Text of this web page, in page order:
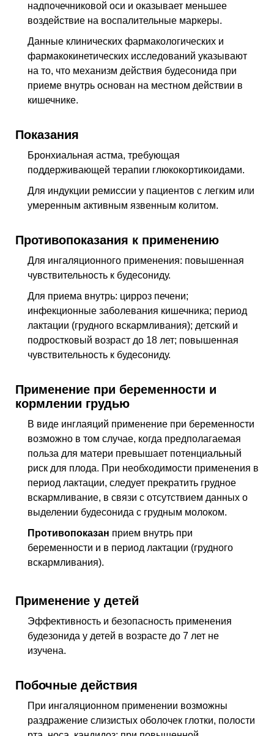
надпочечниковой оси и оказывает меньшее
воздействие на воспалительные маркеры.
Данные клинических фармакологических и
фармакокинетических исследований указывают
на то, что механизм действия будесонида при
приеме внутрь основан на местном действии в
кишечнике.
Показания
Бронхиальная астма, требующая
поддерживающей терапии глюкокортикоидами.
Для индукции ремиссии у пациентов с легким или
умеренным активным язвенным колитом.
Противопоказания к применению
Для ингаляционного применения: повышенная
чувствительность к будесониду.
Для приема внутрь: цирроз печени;
инфекционные заболевания кишечника; период
лактации (грудного вскармливания); детский и
подростковый возраст до 18 лет; повышенная
чувствительность к будесониду.
Применение при беременности и
кормлении грудью
В виде инглаяций применение при беременности
возможно в том случае, когда предполагаемая
польза для матери превышает потенциальный
риск для плода. При необходимости применения в
период лактации, следует прекратить грудное
вскармливание, в связи с отсутствием данных о
выделении будесонида с грудным молоком.
Противопоказан прием внутрь при
беременности и в период лактации (грудного
вскармливания).
Применение у детей
Эффективность и безопасность применения
будезонида у детей в возрасте до 7 лет не
изучена.
Побочные действия
При ингаляционном применении возможны
раздражение слизистых оболочек глотки, полости